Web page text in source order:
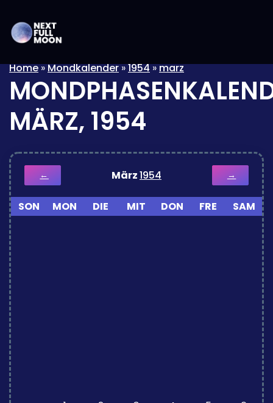
Home»Mondkalender»1954»marz
MÄRZ, 1954
← März1954 →
SON MON DIE MIT DON FRE SAM